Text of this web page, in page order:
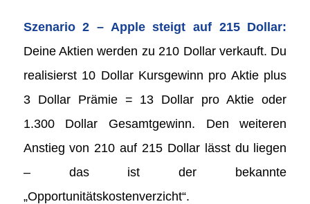
Szenario 2 – Apple steigt auf 215 Dollar:
Deine Aktien werden zu 210 Dollar verkauft. Du
realisierst 10 Dollar Kursgewinn pro Aktie plus
3 Dollar Prämie = 13 Dollar pro Aktie oder
1.300 Dollar Gesamtgewinn. Den weiteren
Anstieg von 210 auf 215 Dollar lässt du liegen
– das ist der bekannte
„Opportunitätskostenverzicht“.